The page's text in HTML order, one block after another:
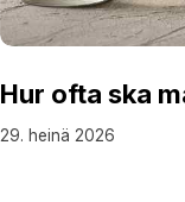
Hur ofta ska
29. heinä 2026